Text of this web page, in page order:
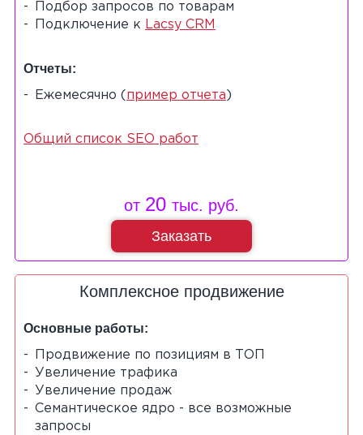
Подбор запросов по товарам
Подключение к Lacsy CRM
Отчеты:
Ежемесячно ( пример отчета )
Общий список SEO работ
от 20 тыс. руб.
Заказать
Комплексное продвижение
Основные работы:
Продвижение по позициям в ТОП
Увеличение трафика
Увеличение продаж
Семантическое ядро - все возможные
запросы